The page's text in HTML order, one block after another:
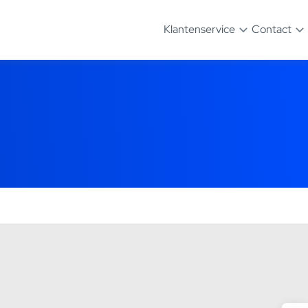
Klantenservice Contact